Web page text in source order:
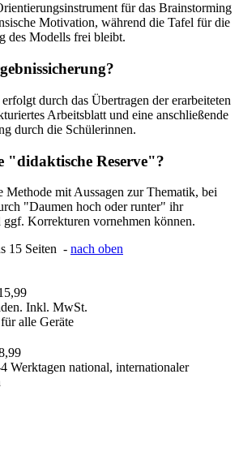
für das Brainstorming
Motivation, während die Tafel für die
des Modells frei bleibt.
durch das Übertragen der erarbeiteten
Arbeitsblatt und eine anschließende
durch die Schülerinnen.
"didaktische Reserve"?
Methode mit Aussagen zur Thematik, bei
"Daumen hoch oder runter" ihr
ggf. Korrekturen vornehmen können.
15 Seiten - nach oben
Inkl. MwSt.
alle Geräte
Werktagen national, internationaler